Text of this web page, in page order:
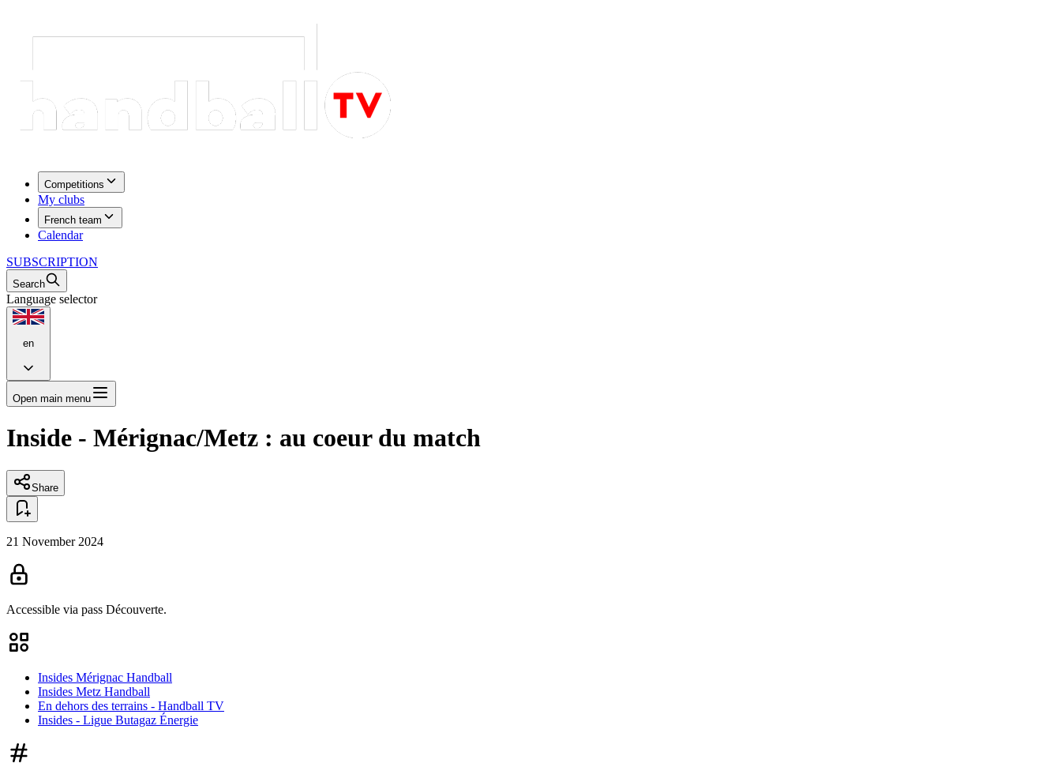
Competitions
My clubs
French team
Calendar
SUBSCRIPTION
Search
Language selector
en
Open main menu
Inside - Mérignac/Metz : au coeur du match
Share
21 November 2024
Accessible via pass Découverte.
Insides Mérignac Handball
Insides Metz Handball
En dehors des terrains - Handball TV
Insides - Ligue Butagaz Énergie